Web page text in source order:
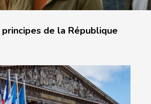
de la République